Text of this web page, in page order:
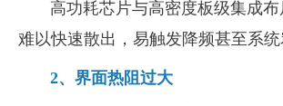
高功耗芯片与高密度板级集成
难以快速散出，易触发降频甚至系统
2、 界面热阻过大